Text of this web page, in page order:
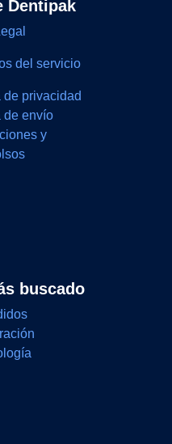
buscado
Dentipak
del servicio
de privacidad
de envío
y